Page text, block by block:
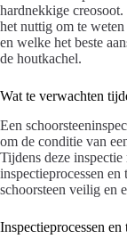
hardnekkige
het nuttig om te
en welke het beste
de houtkachel.
Wat te verwachten
Een
om de conditie van
Tijdens deze
inspectieprocessen
schoorsteen veilig en
Inspectieprocessen en